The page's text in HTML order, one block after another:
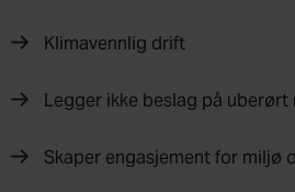
Klimavennlig drift
Legger ikke beslag på uberørt
Skaper engasjement for miljø